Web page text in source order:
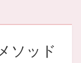
ソッド